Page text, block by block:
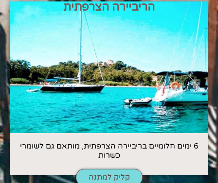
הריביירה הצרפתית
6 ימים חלומיים בריביירה הצרפתית, מותאם גם לשומרי
כשרות
קליק למתנה